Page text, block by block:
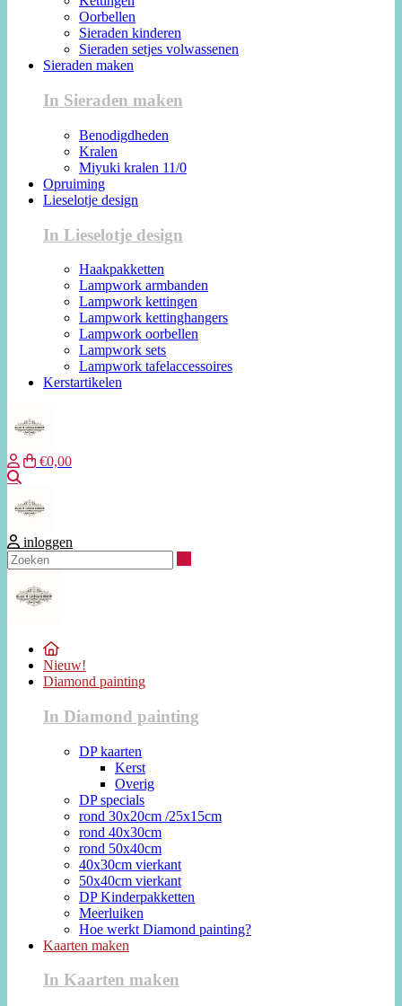
Oorbellen
Sieraden kinderen
Sieraden setjes volwassenen
Sieraden maken
In Sieraden maken
Benodigdheden
Kralen
Miyuki kralen 11/0
Opruiming
Lieselotje design
In Lieselotje design
Haakpakketten
Lampwork armbanden
Lampwork kettingen
Lampwork kettinghangers
Lampwork oorbellen
Lampwork sets
Lampwork tafelaccessoires
Kerstartikelen
€0,00
inloggen
Nieuw!
Diamond painting
In Diamond painting
DP kaarten
Kerst
Overig
DP specials
rond 30x20cm /25x15cm
rond 40x30cm
rond 50x40cm
40x30cm vierkant
50x40cm vierkant
DP Kinderpakketten
Meerluiken
Hoe werkt Diamond painting?
Kaarten maken
In Kaarten maken